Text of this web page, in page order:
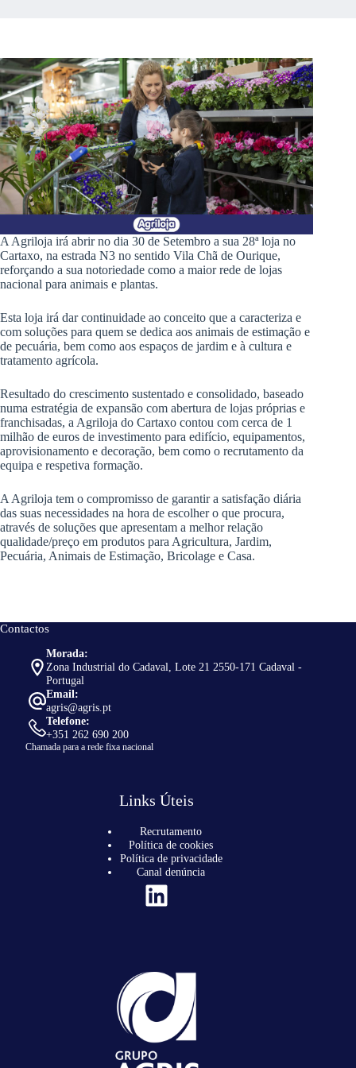
A Agriloja irá abrir no dia 30 de Setembro a sua 28ª loja no
Cartaxo, na estrada N3 no sentido Vila Chã de Ourique,
reforçando a sua notoriedade como a maior rede de lojas
nacional para animais e plantas.
Esta loja irá dar continuidade ao conceito que a caracteriza e
com soluções para quem se dedica aos animais de estimação e
de pecuária, bem como aos espaços de jardim e à cultura e
tratamento agrícola.
Resultado do crescimento sustentado e consolidado, baseado
numa estratégia de expansão com abertura de lojas próprias e
franchisadas, a Agriloja do Cartaxo contou com cerca de 1
milhão de euros de investimento para edifício, equipamentos,
aprovisionamento e decoração, bem como o recrutamento da
equipa e respetiva formação.
A Agriloja tem o compromisso de garantir a satisfação diária
das suas necessidades na hora de escolher o que procura,
através de soluções que apresentam a melhor relação
qualidade/preço em produtos para Agricultura, Jardim,
Pecuária, Animais de Estimação, Bricolage e Casa.
Contactos
Morada:
Zona Industrial do Cadaval, Lote 21 2550-171 Cadaval -
Portugal
Email:
agris@agris.pt
Telefone:
+351 262 690 200
Chamada para a rede fixa nacional
Links Úteis
Recrutamento
Política de cookies
Política de privacidade
Canal denúncia
LinkedIn